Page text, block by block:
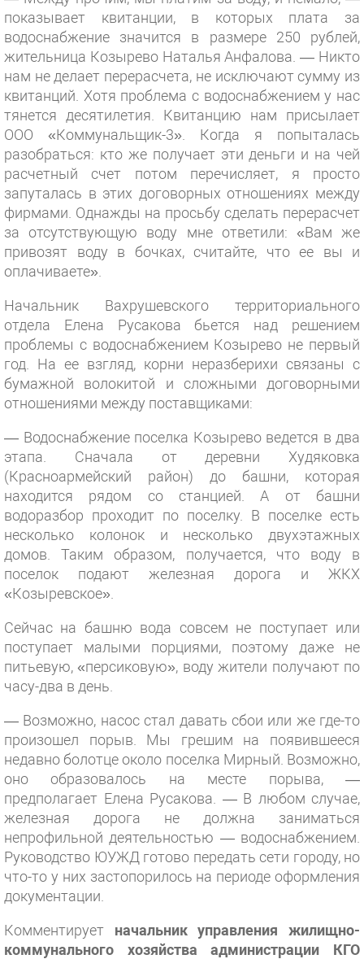
показывает квитанции, в которых плата за
водоснабжение значится в размере 250 рублей,
жительница Козырево Наталья Анфалова. — Никто
нам не делает перерасчета, не исключают сумму из
квитанций. Хотя проблема с водоснабжением у нас
тянется десятилетия. Квитанцию нам присылает
ООО «Коммунальщик-3». Когда я попыталась
разобраться: кто же получает эти деньги и на чей
расчетный счет потом перечисляет, я просто
запуталась в этих договорных отношениях между
фирмами. Однажды на просьбу сделать перерасчет
за отсутствующую воду мне ответили: «Вам же
привозят воду в бочках, считайте, что ее вы и
оплачиваете».
Начальник Вахрушевского территориального
отдела Елена Русакова бьется над решением
проблемы с водоснабжением Козырево не первый
год. На ее взгляд, корни неразберихи связаны с
бумажной волокитой и сложными договорными
отношениями между поставщиками:
— Водоснабжение поселка Козырево ведется в два
этапа. Сначала от деревни Худяковка
(Красноармейский район) до башни, которая
находится рядом со станцией. А от башни
водоразбор проходит по поселку. В поселке есть
несколько колонок и несколько двухэтажных
домов. Таким образом, получается, что воду в
поселок подают железная дорога и ЖКХ
«Козыревское».
Сейчас на башню вода совсем не поступает или
поступает малыми порциями, поэтому даже не
питьевую, «персиковую», воду жители получают по
часу-два в день.
— Возможно, насос стал давать сбои или же где-то
произошел порыв. Мы грешим на появившееся
недавно болотце около поселка Мирный. Возможно,
оно образовалось на месте порыва, —
предполагает Елена Русакова. — В любом случае,
железная дорога не должна заниматься
непрофильной деятельностью — водоснабжением.
Руководство ЮУЖД готово передать сети городу, но
что-то у них застопорилось на периоде оформления
документации.
Комментирует начальник управления жилищно-
коммунального хозяйства администрации КГО